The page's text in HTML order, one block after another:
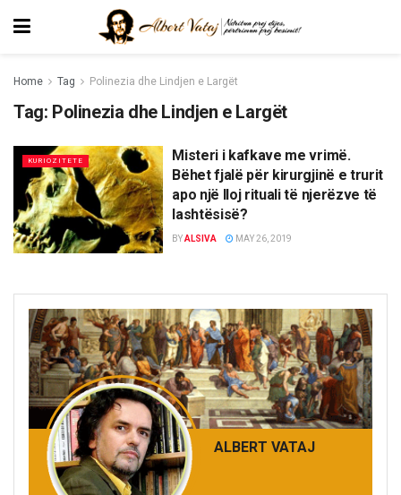
Home Tag Polinezia dhe Lindjen e Largët
Tag: Polinezia dhe Lindjen e Largët
KURIOZITETE
Misteri i kafkave me vrimë.
Bëhet fjalë për kirurgjinë e trurit
apo një lloj rituali të njerëzve të
lashtësisë?
BYALSIVA MAY 26, 2019
ALBERT VATAJ